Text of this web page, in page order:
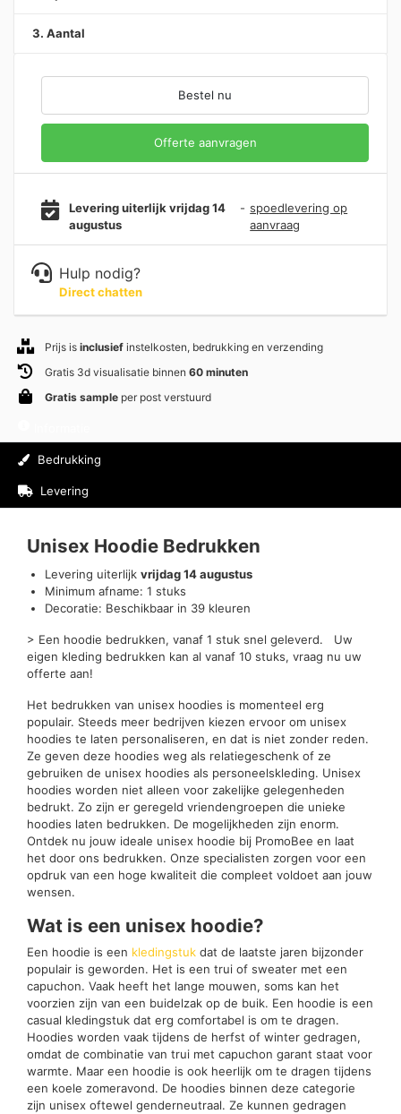
3. Aantal
Bestel nu
Offerte aanvragen
Levering uiterlijk vrijdag 14
augustus
- spoedlevering op
aanvraag
Hulp nodig?
Direct chatten
Prijs is inclusief instelkosten, bedrukking en verzending
Gratis 3d visualisatie binnen 60 minuten
Gratis sample per post verstuurd
Bedrukking
Levering
Unisex Hoodie Bedrukken
Levering uiterlijk vrijdag 14 augustus
Minimum afname: 1 stuks
Decoratie: Beschikbaar in 39 kleuren
> Een hoodie bedrukken, vanaf 1 stuk snel geleverd. Uw
eigen kleding bedrukken kan al vanaf 10 stuks, vraag nu uw
offerte aan!
Het bedrukken van unisex hoodies is momenteel erg
populair. Steeds meer bedrijven kiezen ervoor om unisex
hoodies te laten personaliseren, en dat is niet zonder reden.
Ze geven deze hoodies weg als relatiegeschenk of ze
gebruiken de unisex hoodies als personeelskleding. Unisex
hoodies worden niet alleen voor zakelijke gelegenheden
bedrukt. Zo zijn er geregeld vriendengroepen die unieke
hoodies laten bedrukken. De mogelijkheden zijn enorm.
Ontdek nu jouw ideale unisex hoodie bij PromoBee en laat
het door ons bedrukken. Onze specialisten zorgen voor een
opdruk van een hoge kwaliteit die compleet voldoet aan jouw
wensen.
Wat is een unisex hoodie?
Een hoodie is een kledingstuk dat de laatste jaren bijzonder
populair is geworden. Het is een trui of sweater met een
capuchon. Vaak heeft het lange mouwen, soms kan het
voorzien zijn van een buidelzak op de buik. Een hoodie is een
casual kledingstuk dat erg comfortabel is om te dragen.
Hoodies worden vaak tijdens de herfst of winter gedragen,
omdat de combinatie van trui met capuchon garant staat voor
warmte. Maar een hoodie is ook heerlijk om te dragen tijdens
een koele zomeravond. De hoodies binnen deze categorie
zijn unisex oftewel genderneutraal. Ze kunnen gedragen